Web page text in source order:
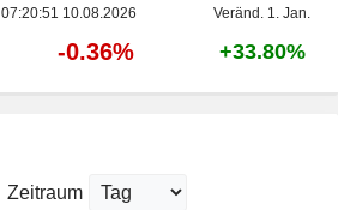
07:20:51 10.08.2026 Veränd. 1. Jan.
-0.36% +33.80%
Zeitraum